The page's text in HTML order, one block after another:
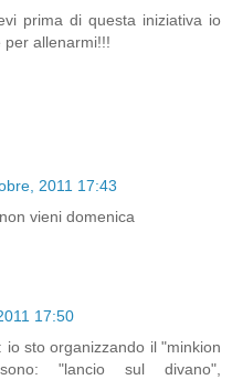
prima di questa iniziativa io
per allenarmi!!!
2011 17:43
vieni domenica
17:50
sto organizzando il "minkion
"lancio sul divano",